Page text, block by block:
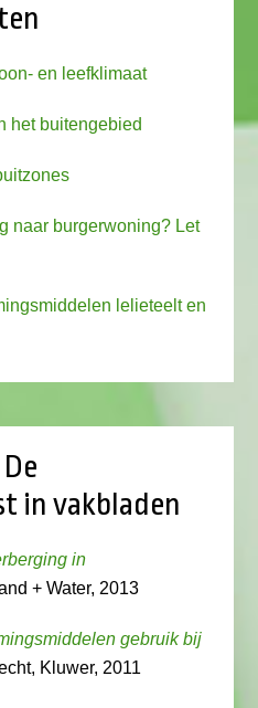
en leefklimaat
het buitengebied
naar burgerwoning? Let
lelieteelt en
in vakbladen
in
+ Water, 2013
gebruik bij
Kluwer, 2011